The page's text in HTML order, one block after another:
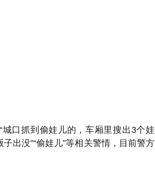
口抓到偷娃儿的，车厢里搜出3个娃
出没”“偷娃儿”等相关警情，目前警方